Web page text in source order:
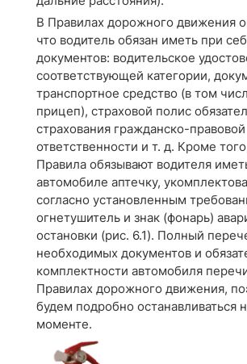
В Правилах дорожного движения
что водитель обязан иметь при
документов: водительское
соответствующей категории,
транспортное средство (в том
прицеп), страховой полис
страхования гражданско-правовой
ответственности и т. д. Кроме
Правила обязывают водителя
автомобиле аптечку,
согласно установленным
огнетушитель и знак (фонарь)
остановки (рис. 6.1). Полный
необходимых документов и
комплектности автомобиля
Правилах дорожного движения,
будем подробно останавливаться
моменте.